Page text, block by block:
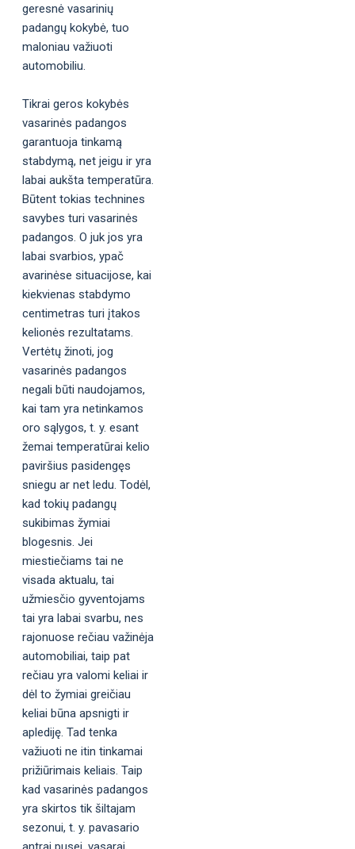
geresnė vasarinių
padangų kokybė, tuo
maloniau važiuoti
automobiliu.
Tikrai geros kokybės
vasarinės padangos
garantuoja tinkamą
stabdymą, net jeigu ir yra
labai aukšta temperatūra.
Būtent tokias technines
savybes turi vasarinės
padangos. O juk jos yra
labai svarbios, ypač
avarinėse situacijose, kai
kiekvienas stabdymo
centimetras turi įtakos
kelionės rezultatams.
Vertėtų žinoti, jog
vasarinės padangos
negali būti naudojamos,
kai tam yra netinkamos
oro sąlygos, t. y. esant
žemai temperatūrai kelio
paviršius pasidengęs
sniegu ar net ledu. Todėl,
kad tokių padangų
sukibimas žymiai
blogesnis. Jei
miestiečiams tai ne
visada aktualu, tai
užmiesčio gyventojams
tai yra labai svarbu, nes
rajonuose rečiau važinėja
automobiliai, taip pat
rečiau yra valomi keliai ir
dėl to žymiai greičiau
keliai būna apsnigti ir
aplediję. Tad tenka
važiuoti ne itin tinkamai
prižiūrimais keliais. Taip
kad vasarinės padangos
yra skirtos tik šiltajam
sezonui, t. y. pavasario